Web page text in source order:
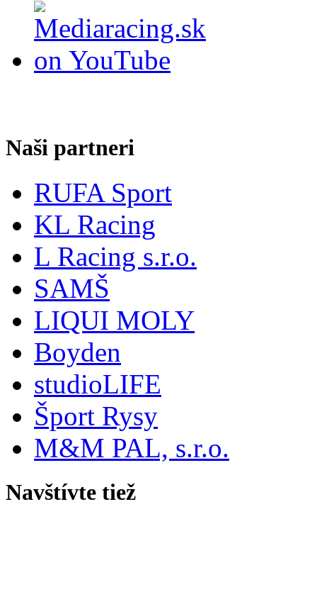
Naši partneri
RUFA Sport
KL Racing
L Racing s.r.o.
SAMŠ
LIQUI MOLY
Boyden
studioLIFE
Šport Rysy
M&M PAL, s.r.o.
Navštívte tiež